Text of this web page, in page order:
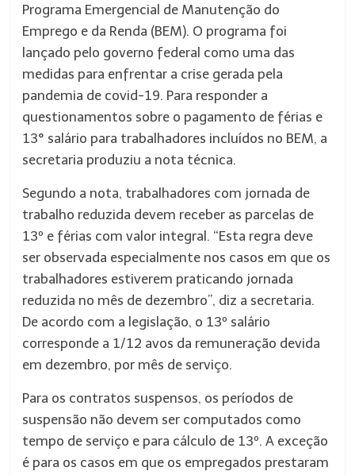
Programa Emergencial de Manutenção do
Emprego e da Renda (BEM). O programa foi
lançado pelo governo federal como uma das
medidas para enfrentar a crise gerada pela
pandemia de covid-19. Para responder a
questionamentos sobre o pagamento de férias e
13° salário para trabalhadores incluídos no BEM, a
secretaria produziu a nota técnica.
Segundo a nota, trabalhadores com jornada de
trabalho reduzida devem receber as parcelas de
13º e férias com valor integral. “Esta regra deve
ser observada especialmente nos casos em que os
trabalhadores estiverem praticando jornada
reduzida no mês de dezembro”, diz a secretaria.
De acordo com a legislação, o 13º salário
corresponde a 1/12 avos da remuneração devida
em dezembro, por mês de serviço.
Para os contratos suspensos, os períodos de
suspensão não devem ser computados como
tempo de serviço e para cálculo de 13º. A exceção
é para os casos em que os empregados prestaram